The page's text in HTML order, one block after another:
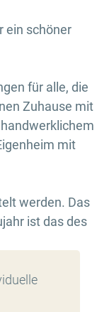
ein schöner
für alle, die
Zuhause mit
mit
werden. Das
ist das des